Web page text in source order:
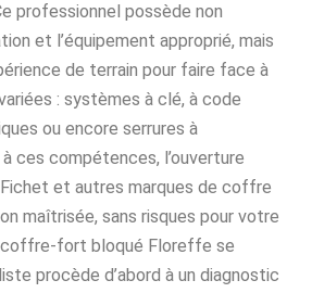
professionnel possède non
et l’équipement approprié, mais
de terrain pour faire face à
: systèmes à clé, à code
ou encore serrures à
ces compétences, l’ouverture
et autres marques de coffre
maîtrisée, sans risques pour votre
coffre-fort bloqué Floreffe se
procède d’abord à un diagnostic